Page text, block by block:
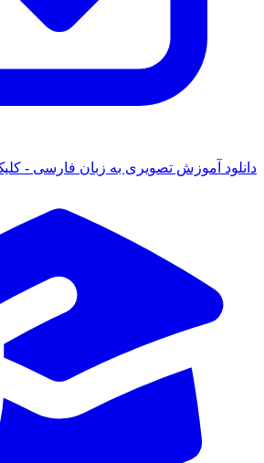
آموزش تصویری به زبان فارسی - کلیک کنید